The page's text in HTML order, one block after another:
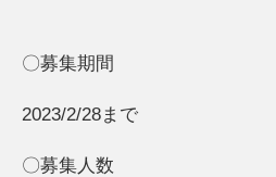
〇募集期間
2023/2/28まで
〇募集人数